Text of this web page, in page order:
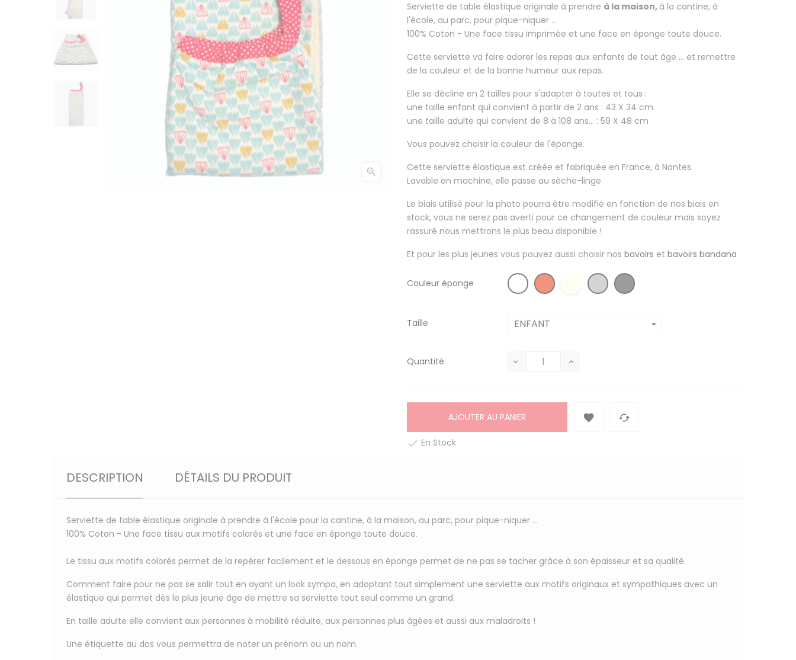

Serviette de table élastique originale à prendre à la maison, à la cantine, à
l'école, au parc, pour pique-niquer ...
100% Coton - Une face tissu imprimée et une face en éponge toute douce.
Cette serviette va faire adorer les repas aux enfants de tout âge ... et remettre
de la couleur et de la bonne humeur aux repas.
Elle se décline en 2 tailles pour s'adapter à toutes et tous :
une taille enfant qui convient à partir de 2 ans : 43 X 34 cm
une taille adulte qui convient de 8 à 108 ans... : 59 X 48 cm
Vous pouvez choisir la couleur de l'éponge.
Cette serviette élastique est créée et fabriquée en France, à Nantes.
Lavable en machine, elle passe au sèche-linge
Le biais utilisé pour la photo pourra être modifié en fonction de nos biais en
stock, vous ne serez pas averti pour ce changement de couleur mais soyez
rassuré nous mettrons le plus beau disponible !
Et pour les plus jeunes vous pouvez aussi choisir nos bavoirs et bavoirs bandana
Couleur éponge
Taille
Quantité
AJOUTER AU PANIER  
 En Stock
DESCRIPTION DÉTAILS DU PRODUIT
Serviette de table élastique originale à prendre à l'école pour la cantine, à la maison, au parc, pour pique-niquer ...
100% Coton - Une face tissu aux motifs colorés et une face en éponge toute douce.
Le tissu aux motifs colorés permet de la repérer facilement et le dessous en éponge permet de ne pas se tacher grâce à son épaisseur et sa qualité.
Comment faire pour ne pas se salir tout en ayant un look sympa, en adoptant tout simplement une serviette aux motifs originaux et sympathiques avec un
élastique qui permet dès le plus jeune âge de mettre sa serviette tout seul comme un grand.
En taille adulte elle convient aux personnes à mobilité réduite, aux personnes plus âgées et aussi aux maladroits !
Une étiquette au dos vous permettra de noter un prénom ou un nom.